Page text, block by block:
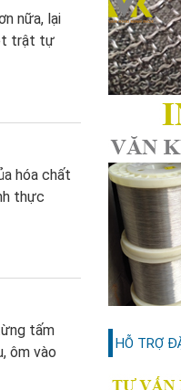
nữa, lại
trật tự
hóa chất
thực
tấm
ôm vào
HỖ TRỢ